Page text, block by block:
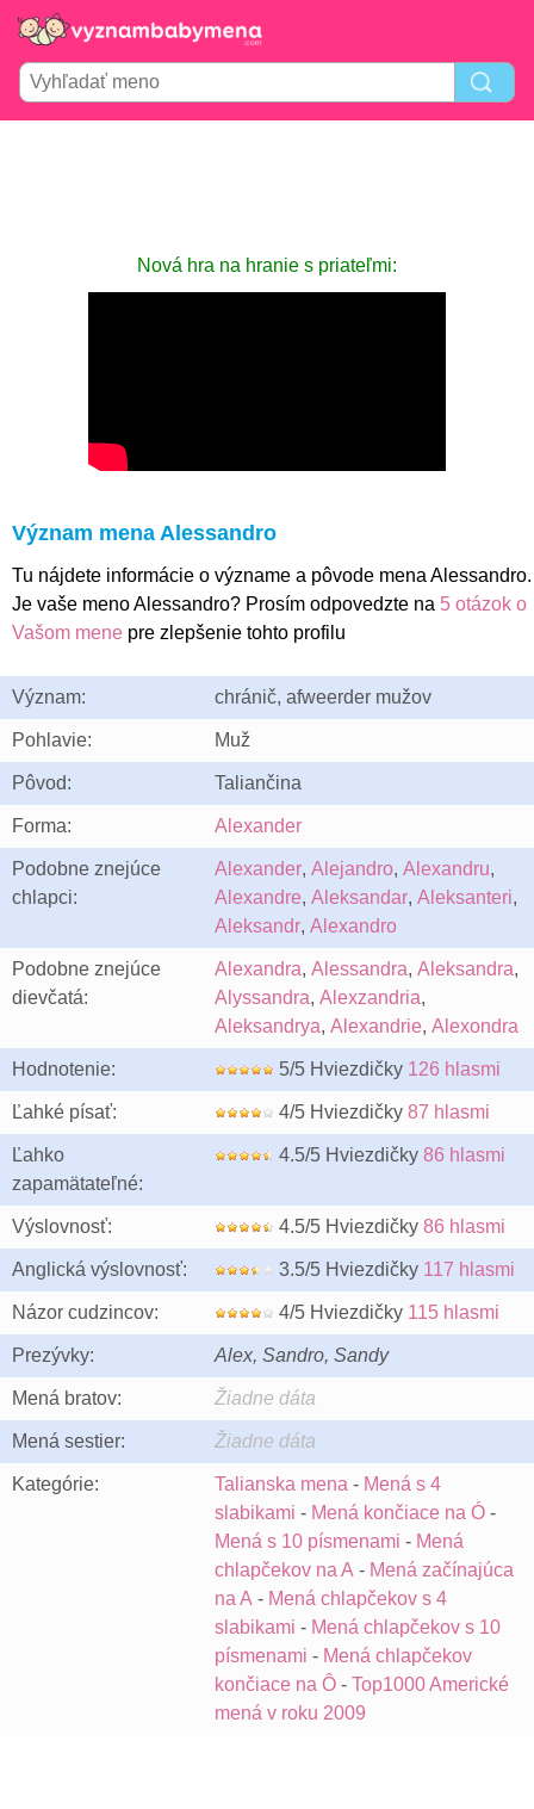
Nová hra na hranie s priateľmi:
Význam mena Alessandro
Tu nájdete informácie o význame a pôvode mena Alessandro.
Je vaše meno Alessandro? Prosím odpovedzte na 5 otázok o
Vašom mene pre zlepšenie tohto profilu
Význam: chránič, afweerder mužov
Pohlavie: Muž
Pôvod: Taliančina
Forma: Alexander
Podobne znejúce
chlapci:
Alexander, Alejandro, Alexandru,
Alexandre, Aleksandar, Aleksanteri,
Aleksandr, Alexandro
Podobne znejúce
dievčatá:
Alexandra, Alessandra, Aleksandra,
Alyssandra, Alexzandria,
Aleksandrya, Alexandrie, Alexondra
Hodnotenie: 5/5 Hviezdičky 126 hlasmi
Ľahké písať: 4/5 Hviezdičky 87 hlasmi
Ľahko
zapamätateľné:
4.5/5 Hviezdičky 86 hlasmi
Výslovnosť: 4.5/5 Hviezdičky 86 hlasmi
Anglická výslovnosť: 3.5/5 Hviezdičky 117 hlasmi
Názor cudzincov: 4/5 Hviezdičky 115 hlasmi
Prezývky: Alex, Sandro, Sandy
Mená bratov: Žiadne dáta
Mená sestier: Žiadne dáta
Kategórie: Talianska mena - Mená s 4
slabikami - Mená končiace na Ó -
Mená s 10 písmenami - Mená
chlapčekov na A - Mená začínajúca
na A - Mená chlapčekov s 4
slabikami - Mená chlapčekov s 10
písmenami - Mená chlapčekov
končiace na Ô - Top1000 Americké
mená v roku 2009